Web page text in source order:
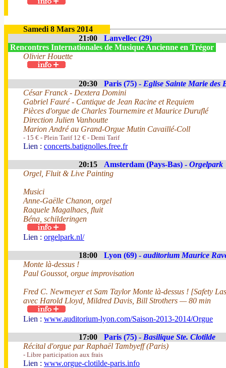
Samedi 8 Mars 2014
21:00
Lanvellec (29)
Rencontres Internationales de Musique Ancienne en Trégor
Olivier Houette
20:30 Paris (75) - Eglise Sainte Marie des
César Franck - Dextera Domini
Gabriel Fauré - Cantique de Jean Racine et Requiem
Pièces d'orgue de Charles Tournemire et Maurice Duruflé
Direction Julien Vanhoutte
Marion André au Grand-Orgue Mutin Cavaillé-Coll
- 15 € - Plein Tarif 12 € - Demi Tarif
Lien : concerts.batignolles.free.fr
20:15 Amsterdam (Pays-Bas) - Orgelpark
Orgel, Fluit & Live Painting
Musici
Anne-Gaëlle Chanon, orgel
Raquele Magalhaes, fluit
Béna, schilderingen
Lien : orgelpark.nl/
18:00 Lyon (69) - auditorium Maurice
Monte là-dessus !
Paul Goussot, orgue improvisation
Fred C. Newmeyer et Sam Taylor Monte là-dessus ! [Safety
avec Harold Lloyd, Mildred Davis, Bill Strothers — 80 min
Lien : www.auditorium-lyon.com/Saison-2013-2014/Orgue
17:00 Paris (75) - Basilique Ste. Clotilde
Récital d'orgue par Raphaël Tambyeff (Paris)
- Libre participation aux frais
Lien : www.orgue-clotilde-paris.info